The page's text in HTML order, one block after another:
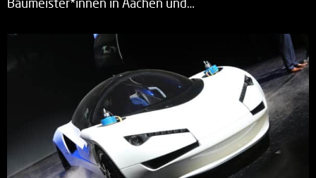
Baumeister*innen in Aachen und…